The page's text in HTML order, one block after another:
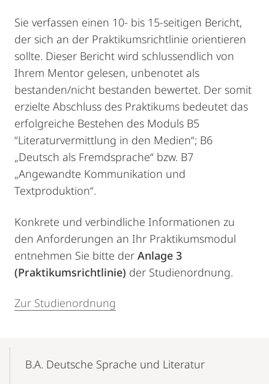
Sie verfassen einen 10- bis 15-seitigen Bericht,
der sich an der Praktikumsrichtlinie orientieren
sollte. Dieser Bericht wird schlussendlich von
Ihrem Mentor gelesen, unbenotet als
bestanden/nicht bestanden bewertet. Der somit
erzielte Abschluss des Praktikums bedeutet das
erfolgreiche Bestehen des Moduls B5
“Literaturvermittlung in den Medien“; B6
„Deutsch als Fremdsprache“ bzw. B7
„Angewandte Kommunikation und
Textproduktion“.
Konkrete und verbindliche Informationen zu
den Anforderungen an Ihr Praktikumsmodul
entnehmen Sie bitte der Anlage 3
(Praktikumsrichtlinie) der Studienordnung.
Zur Studienordnung
NavigationB.A. Deutsche Sprache und Literatur